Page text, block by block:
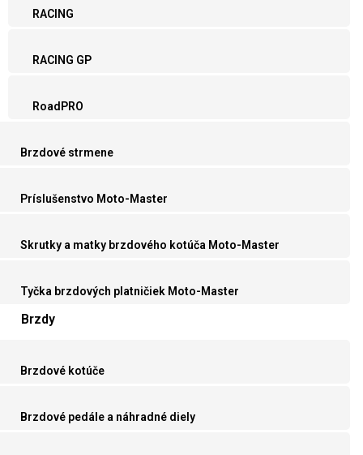
RACING
RACING GP
RoadPRO
Brzdové strmene
Príslušenstvo Moto-Master
Skrutky a matky brzdového kotúča Moto-Master
Tyčka brzdových platničiek Moto-Master
Brzdy
Brzdové kotúče
Brzdové pedále a náhradné diely